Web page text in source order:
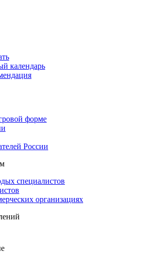
календарь
форме
России
специалистов
организациях